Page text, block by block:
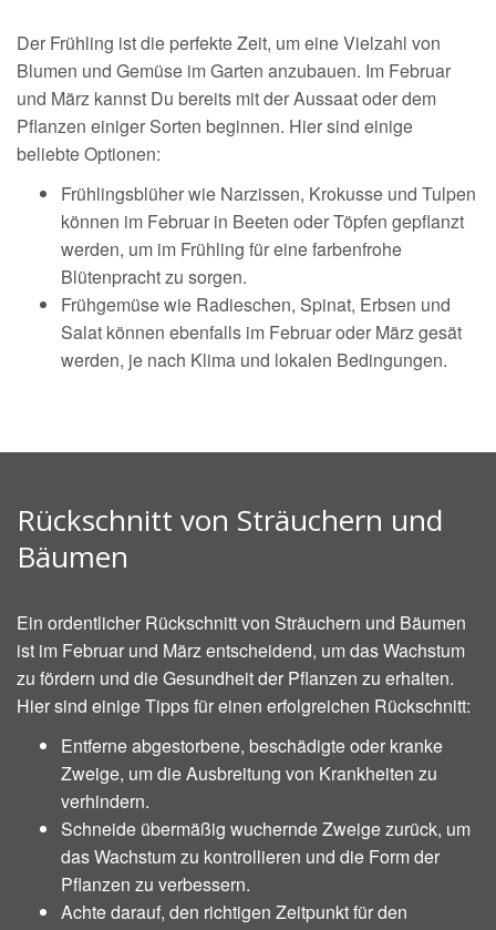
Der Frühling ist die perfekte Zeit, um eine Vielzahl von
Blumen und Gemüse im Garten anzubauen. Im Februar
und März kannst Du bereits mit der Aussaat oder dem
Pflanzen einiger Sorten beginnen. Hier sind einige
beliebte Optionen:
Frühlingsblüher wie Narzissen, Krokusse und Tulpen
können im Februar in Beeten oder Töpfen gepflanzt
werden, um im Frühling für eine farbenfrohe
Blütenpracht zu sorgen.
Frühgemüse wie Radieschen, Spinat, Erbsen und
Salat können ebenfalls im Februar oder März gesät
werden, je nach Klima und lokalen Bedingungen.
Rückschnitt von Sträuchern und
Bäumen
Ein ordentlicher Rückschnitt von Sträuchern und Bäumen
ist im Februar und März entscheidend, um das Wachstum
zu fördern und die Gesundheit der Pflanzen zu erhalten.
Hier sind einige Tipps für einen erfolgreichen Rückschnitt:
Entferne abgestorbene, beschädigte oder kranke
Zweige, um die Ausbreitung von Krankheiten zu
verhindern.
Schneide übermäßig wuchernde Zweige zurück, um
das Wachstum zu kontrollieren und die Form der
Pflanzen zu verbessern.
Achte darauf, den richtigen Zeitpunkt für den